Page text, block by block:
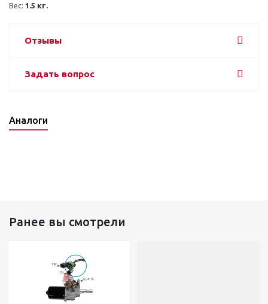
Вес: 1.5 кг.
Отзывы
Задать вопрос
Аналоги
Ранее вы смотрели